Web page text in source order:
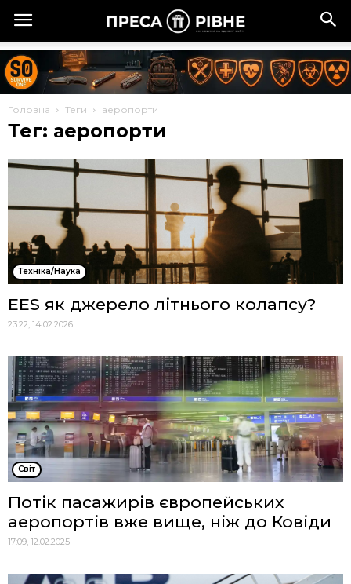
Головна Теги аеропорти
Тег: аеропорти
Техніка/Наука
EES як джерело літнього колапсу?
23:22, 14.02.2026
Cвіт
Потік пасажирів європейських
аеропортів вже вище, ніж до Ковіди
17:09, 12.02.2025